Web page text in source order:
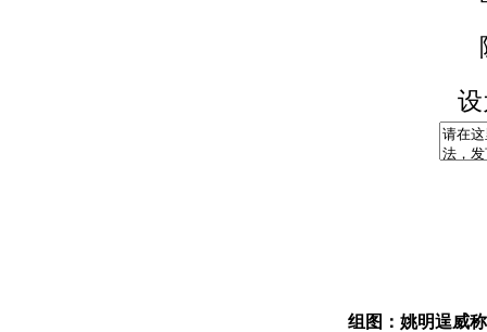
组图：姚明逞威